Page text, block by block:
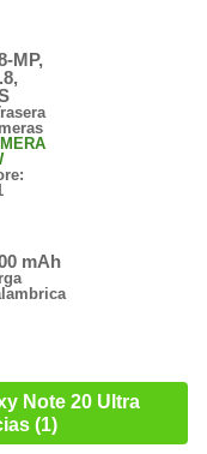
MP,
mAh
Note 20 Ultra
(1)